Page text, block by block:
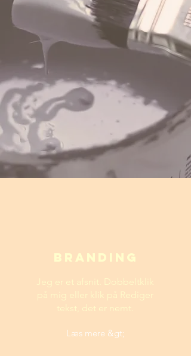
Branding
Jeg er et afsnit. Dobbeltklik
på mig eller klik på Rediger
tekst, det er nemt.
Læs mere &gt;